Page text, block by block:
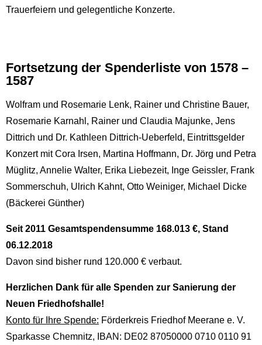
Trauerfeiern und gelegentliche Konzerte.
Fortsetzung der Spenderliste von 1578 –
1587
Wolfram und Rosemarie Lenk, Rainer und Christine Bauer,
Rosemarie Karnahl, Rainer und Claudia Majunke, Jens
Dittrich und Dr. Kathleen Dittrich-Ueberfeld, Eintrittsgelder
Konzert mit Cora Irsen, Martina Hoffmann, Dr. Jörg und Petra
Müglitz, Annelie Walter, Erika Liebezeit, Inge Geissler, Frank
Sommerschuh, Ulrich Kahnt, Otto Weiniger, Michael Dicke
(Bäckerei Günther)
Seit 2011 Gesamtspendensumme 168.013 €, Stand
06.12.2018
Davon sind bisher rund 120.000 € verbaut.
Herzlichen Dank für alle Spenden zur Sanierung der
Neuen Friedhofshalle!
Konto für Ihre Spende: Förderkreis Friedhof Meerane e. V.
Sparkasse Chemnitz, IBAN: DE02 87050000 0710 0110 91